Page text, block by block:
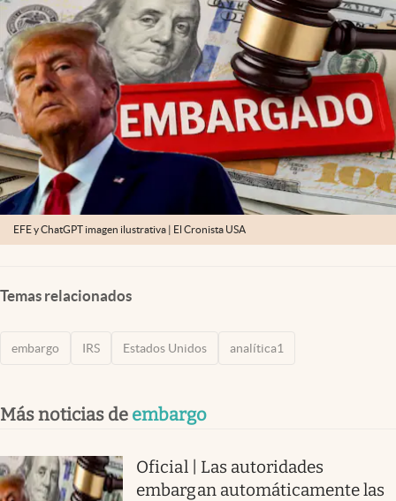
EFE y ChatGPT imagen ilustrativa | El Cronista USA
Temas relacionados
embargo IRS Estados Unidos analítica1
Más noticias de embargo
Oficial | Las autoridades
embargan automáticamente las